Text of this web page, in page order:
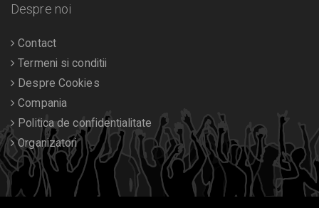
Despre noi
Contact
Termeni si conditii
Despre Cookies
Compania
Politica de confidentialitate
Organizatori